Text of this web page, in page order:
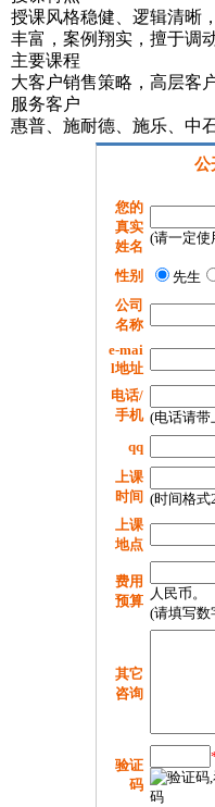
授课风格稳健、逻辑清晰
丰富，案例翔实，擅于调
主要课程
大客户销售策略，高层
服务客户
惠普、施耐德、施乐、
公
您的
真实
姓名
(请一定使
性别 先生
公司
名称
e-mai
l地址
电话/
手机 (电话请带
qq
上课
时间 (时间格式
上课
地点
费用
预算 人民币。
(请填写数
其它
咨询
验证
码